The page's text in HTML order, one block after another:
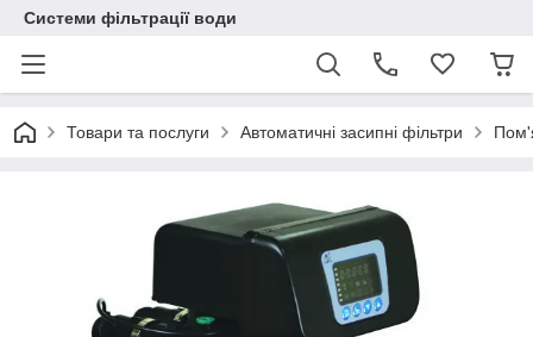
Системи фільтрації води
Товари та послуги Автоматичні засипні фільтри